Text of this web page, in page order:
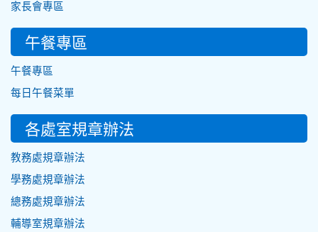
家長會專區
午餐專區
午餐專區
每日午餐菜單
各處室規章辦法
教務處規章辦法
學務處規章辦法
總務處規章辦法
輔導室規章辦法